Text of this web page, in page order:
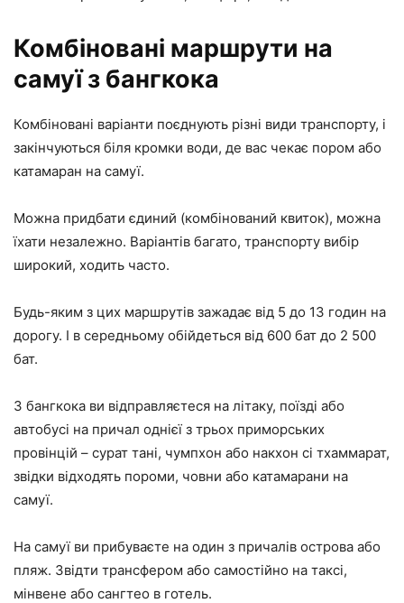
Комбіновані маршрути на
самуї з бангкока
Комбіновані варіанти поєднують різні види транспорту, і
закінчуються біля кромки води, де вас чекає пором або
катамаран на самуї.
Можна придбати єдиний (комбінований квиток), можна
їхати незалежно. Варіантів багато, транспорту вибір
широкий, ходить часто.
Будь-яким з цих маршрутів зажадає від 5 до 13 годин на
дорогу. І в середньому обійдеться від 600 бат до 2 500
бат.
З бангкока ви відправляєтеся на літаку, поїзді або
автобусі на причал однієї з трьох приморських
провінцій – сурат тані, чумпхон або накхон сі тхаммарат,
звідки відходять пороми, човни або катамарани на
самуї.
На самуї ви прибуваєте на один з причалів острова або
пляж. Звідти трансфером або самостійно на таксі,
мінвене або сангтео в готель.